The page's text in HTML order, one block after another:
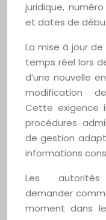
juridique,
et dates de
La mise à jour
temps réel lors
d’une nouvelle
modification
Cette exigence
procédures
de gestion
informations
Les autorités
demander
moment dans